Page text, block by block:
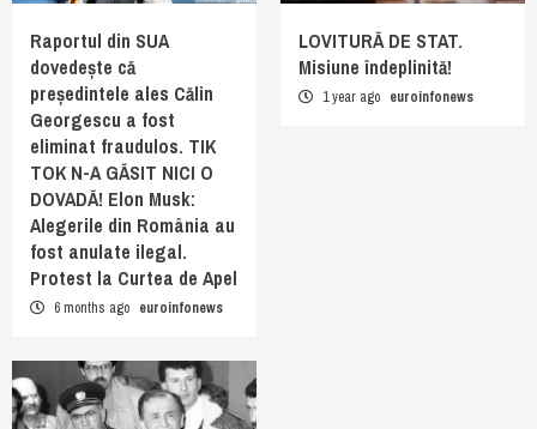
Raportul din SUA
dovedește că
președintele ales Călin
Georgescu a fost
eliminat fraudulos. TIK
TOK N-A GĂSIT NICI O
DOVADĂ! Elon Musk:
Alegerile din România au
fost anulate ilegal.
Protest la Curtea de Apel
6 months ago euroinfonews
LOVITURĂ DE STAT.
Misiune îndeplinită!
1 year ago euroinfonews